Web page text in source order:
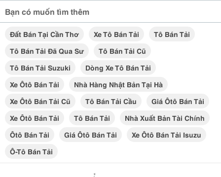
Bạn có muốn tìm thêm
Đất Bán Tại Cần Thơ Xe Tô Bán Tải
Tô Bán Tải
Tô Bán Tải Đã Qua Sư
Tô Bán Tải Cũ
Tô Bán Tải Suzuki
Dòng Xe Tô Bán Tải
Xe Ôtô Bán Tải
Nhà Hàng Nhật Bản Tại Hà
Xe Ôtô Bán Tải Cũ
Tô Bán Tải Cầu
Giá Ôtô Bán Tải
Xe Ôtô Bán Tải
Tô Bán Tải
Nhà Xuất Bản Tài Chính
Ôtô Bán Tải
Giá Ôtô Bán Tải
Xe Ôtô Bán Tải Isuzu
Ô-Tô Bán Tải